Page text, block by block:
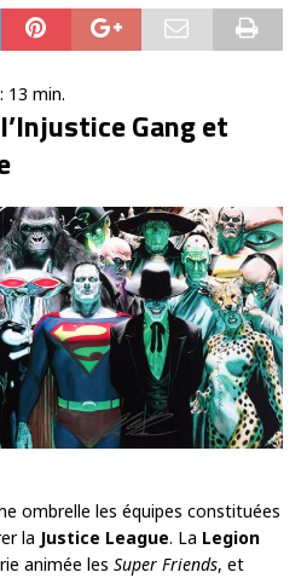
13 min.
Gang et
ombrelle les équipes constituées
la Justice League. La Legion
animée les Super Friends, et